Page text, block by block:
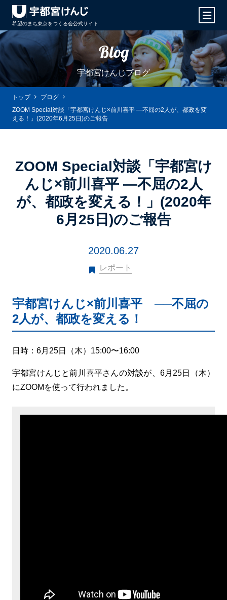
希望のまち東京をつくる会公式サイト
Blog
宇都宮けんじブログ
トップ
ブログ
ZOOM Special対談「宇都宮けんじ×前川喜平 ―不屈の2人が、都政を変
える！」(2020年6月25日)のご報告
ZOOM Special対談「宇都宮け
んじ×前川喜平 ―不屈の2人
が、都政を変える！」(2020年
6月25日)のご報告
2020.06.27
レポート
宇都宮けんじ×前川喜平 ──不屈の
2人が、都政を変える！
日時：6月25日（木）15:00〜16:00
宇都宮けんじと前川喜平さんの対談が、6月25日（木）
にZOOMを使って行われました。